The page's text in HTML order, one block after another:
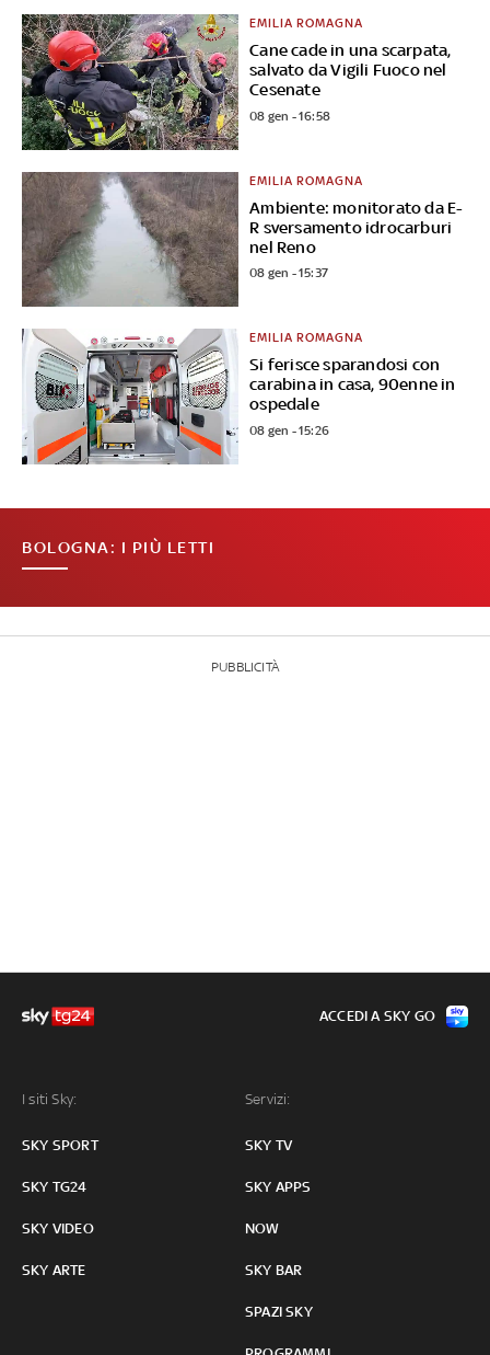
Cane cade in una scarpata,
salvato da Vigili Fuoco nel
Cesenate
EMILIA ROMAGNA
08 gen - 16:58
Ambiente: monitorato da E-
R sversamento idrocarburi
nel Reno
EMILIA ROMAGNA
08 gen - 15:37
Si ferisce sparandosi con
carabina in casa, 90enne in
ospedale
EMILIA ROMAGNA
08 gen - 15:26
BOLOGNA: I PIÙ LETTI
PUBBLICITÀ
I siti Sky:
SKY SPORT
SKY TG24
SKY VIDEO
SKY ARTE
Servizi:
SKY TV
SKY APPS
NOW
SKY BAR
SPAZI SKY
ACCEDI A SKY GO